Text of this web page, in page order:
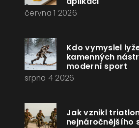
června 1 2026
Kdo vymyslel
kamenných
moderní sport
srpna 4 2026
Jak vznikl
nejnáročnějšího